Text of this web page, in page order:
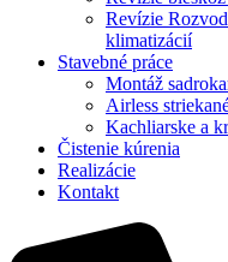
Revízie
klimatizácií
Stavebné práce
Montáž
Airless
Kachliarske a
Čistenie kúrenia
Realizácie
Kontakt